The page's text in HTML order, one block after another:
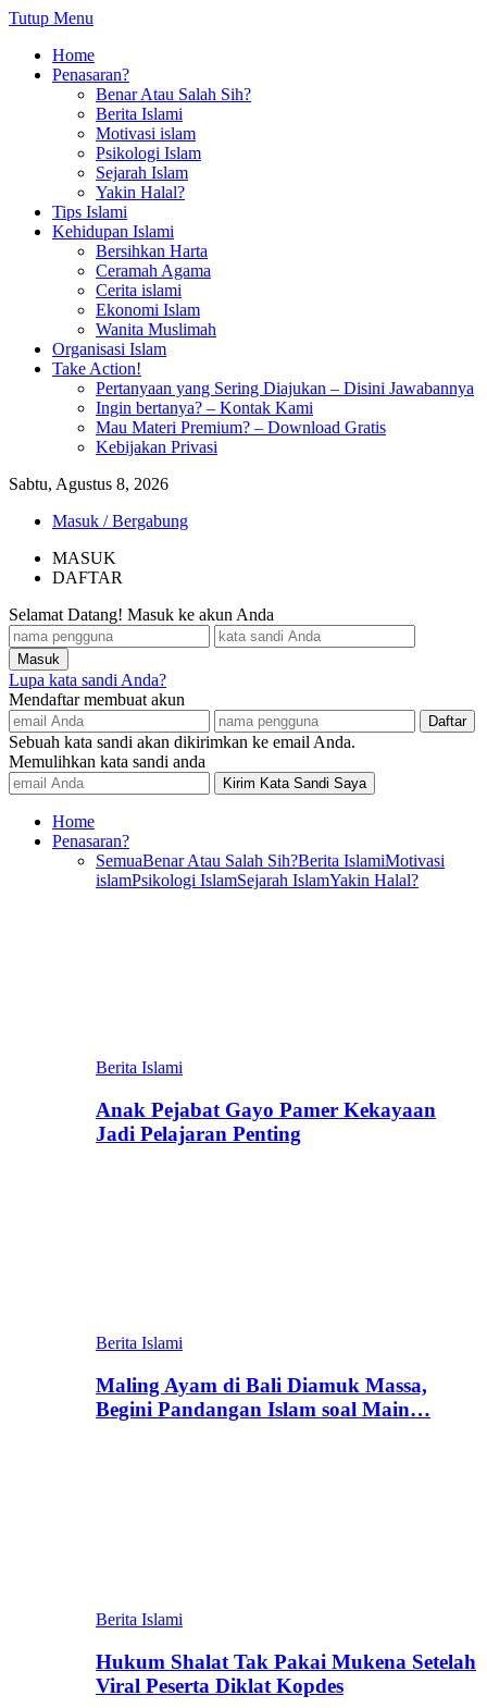
Tutup Menu
Home
Penasaran?
Benar Atau Salah Sih?
Berita Islami
Motivasi islam
Psikologi Islam
Sejarah Islam
Yakin Halal?
Tips Islami
Kehidupan Islami
Bersihkan Harta
Ceramah Agama
Cerita islami
Ekonomi Islam
Wanita Muslimah
Organisasi Islam
Take Action!
Pertanyaan yang Sering Diajukan – Disini Jawabannya
Ingin bertanya? – Kontak Kami
Mau Materi Premium? – Download Gratis
Kebijakan Privasi
Sabtu, Agustus 8, 2026
Masuk / Bergabung
MASUK
DAFTAR
Selamat Datang! Masuk ke akun Anda
Lupa kata sandi Anda?
Mendaftar membuat akun
Sebuah kata sandi akan dikirimkan ke email Anda.
Memulihkan kata sandi anda
Home
Penasaran?
SemuaBenar Atau Salah Sih?Berita IslamiMotivasi
islamPsikologi IslamSejarah IslamYakin Halal?
Berita Islami
Anak Pejabat Gayo Pamer Kekayaan
Jadi Pelajaran Penting
Berita Islami
Maling Ayam di Bali Diamuk Massa,
Begini Pandangan Islam soal Main…
Berita Islami
Hukum Shalat Tak Pakai Mukena Setelah
Viral Peserta Diklat Kopdes